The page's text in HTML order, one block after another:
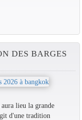
DES BARGES
lieu la grande
d'une tradition